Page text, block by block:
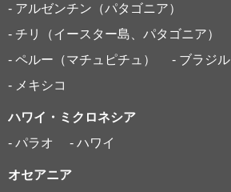
- アルゼンチン（パタゴニア）
- チリ（イースター島、パタゴニア）
- ペルー（マチュピチュ）
- ブラジル
- メキシコ
ハワイ・ミクロネシア
- パラオ
- ハワイ
オセアニア